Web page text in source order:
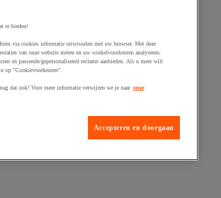
te bieden!
via cookies informatie uitwisselen met uw browser. Met deze
van onze website meten en uw winkelvoorkeuren analyseren.
en passende/gepersonaliseerd reclame aanbieden. Als u meer wilt
op "Cookievoorkeuren".
dat ook! Voor meer informatie verwijzen we je naar onze
Accepteren en doorgaan